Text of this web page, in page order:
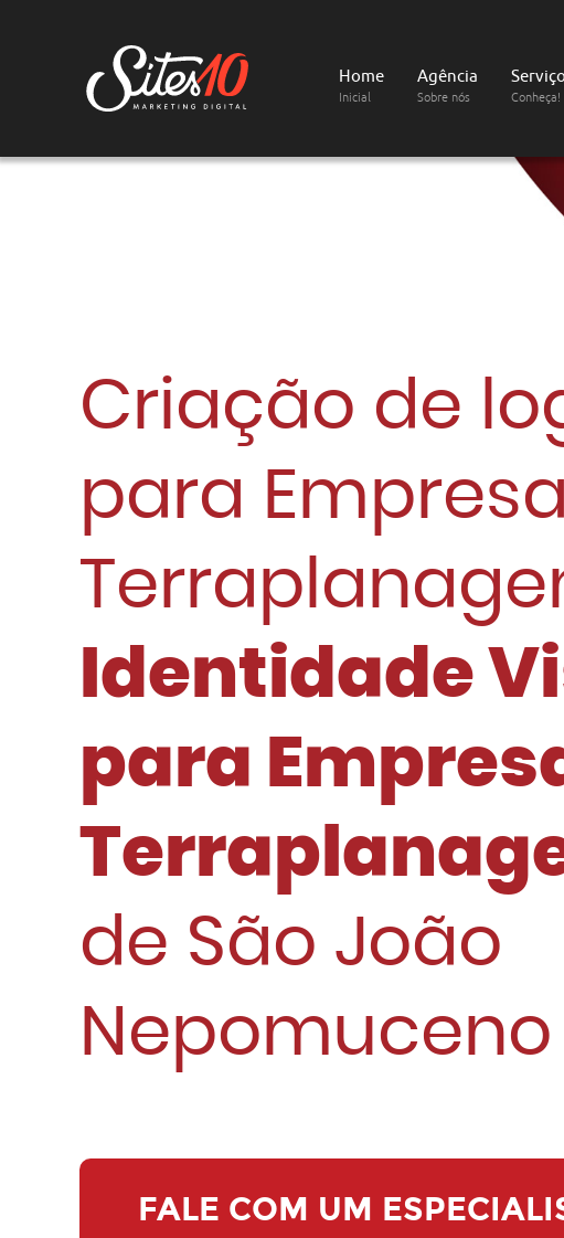
Home
Inicial
Agência
Sobre nós Conheça!
Criação de
para
Identidade
para
de São João
Nepomuceno
FALE COM UM